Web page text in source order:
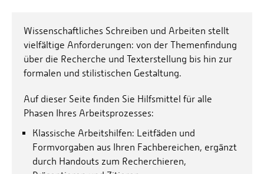
P2Broker
Perival
Robotix-Academy
S.U.N.-Projekt
Umweltinformationssysteme
Personensuche
Wissenschaftliches Schreiben und Arbeiten stellt
vielfältige Anforderungen: von der Themenfindung
über die Recherche und Texterstellung bis hin zur
formalen und stilistischen Gestaltung.
Auf dieser Seite finden Sie Hilfsmittel für alle
Phasen Ihres Arbeitsprozesses:
Klassische Arbeitshilfen: Leitfäden und
Formvorgaben aus Ihren Fachbereichen, ergänzt
durch Handouts zum Recherchieren,